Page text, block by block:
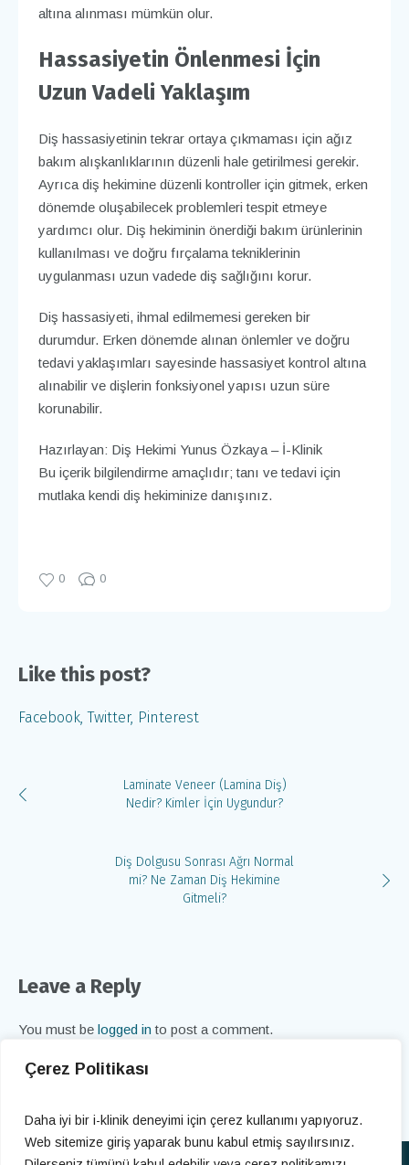
Çerez Politikası
Daha iyi bir i-klinik deneyimi için çerez kullanımı yapıyoruz.
Web sitemize giriş yaparak bunu kabul etmiş sayılırsınız.
altına alınması mümkün olur.
Hassasiyetin Önlenmesi İçin
Uzun Vadeli Yaklaşım
Diş hassasiyetinin tekrar ortaya çıkmaması için ağız
bakım alışkanlıklarının düzenli hale getirilmesi gerekir.
Ayrıca diş hekimine düzenli kontroller için gitmek, erken
dönemde oluşabilecek problemleri tespit etmeye
yardımcı olur. Diş hekiminin önerdiği bakım ürünlerinin
kullanılması ve doğru fırçalama tekniklerinin
uygulanması uzun vadede diş sağlığını korur.
Diş hassasiyeti, ihmal edilmemesi gereken bir
durumdur. Erken dönemde alınan önlemler ve doğru
tedavi yaklaşımları sayesinde hassasiyet kontrol altına
alınabilir ve dişlerin fonksiyonel yapısı uzun süre
korunabilir.
Hazırlayan: Diş Hekimi Yunus Özkaya – İ-Klinik
Bu içerik bilgilendirme amaçlıdır; tanı ve tedavi için
mutlaka kendi diş hekiminize danışınız.
0 0
Like this post?
Facebook Twitter Pinterest
Laminate Veneer (Lamina Diş)
Nedir? Kimler İçin Uygundur?
Diş Dolgusu Sonrası Ağrı Normal
mi? Ne Zaman Diş Hekimine
Gitmeli?
Leave a Reply
You must be logged into post a comment.